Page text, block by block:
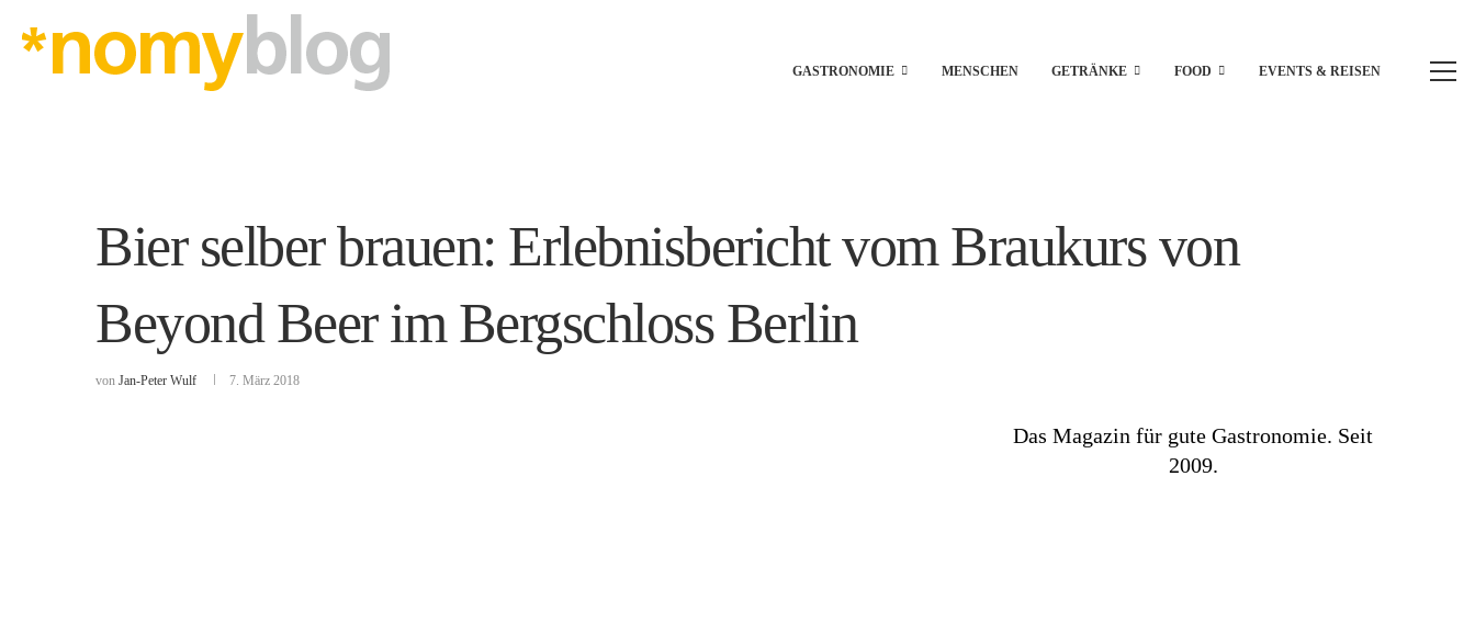
GASTRONOMIE MENSCHEN GETRÄNKE FOOD EVENTS & REISEN
Bier selber brauen: Erlebnisbericht vom Braukurs von
Beyond Beer im Bergschloss Berlin
von Jan-Peter Wulf 7. März 2018
Das Magazin für gute Gastronomie. Seit
2009.